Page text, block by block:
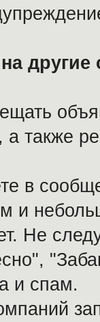
другие
а также
в
и
Не
и спам.